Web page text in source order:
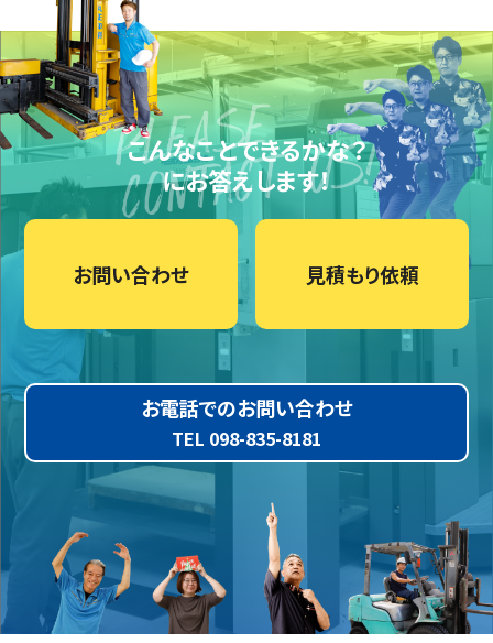
こんなことできるかな？
にお答えします！
お問い合わせ 見積もり依頼
お電話でのお問い合わせ
TEL 098-835-8181